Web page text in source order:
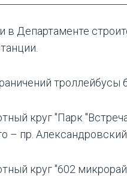
в Департаменте
круг "Парк
– пр.
круг "602